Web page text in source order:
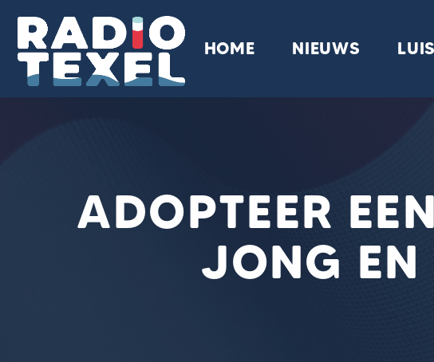
HOME NIEUWS
ADOPTEER
JONG EN